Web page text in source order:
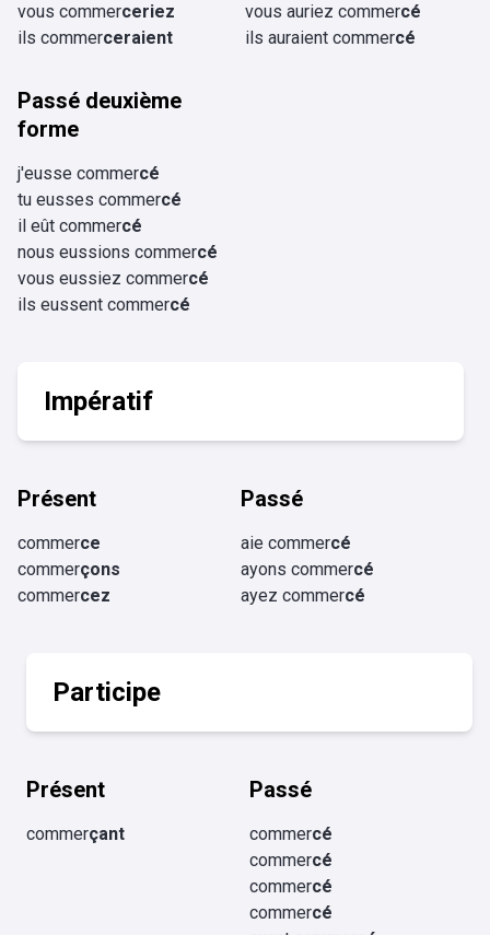
vous commerceriez
ils commerceraient
vous auriez commercé
ils auraient commercé
Passé deuxième
forme
j'eusse commercé
tu eusses commercé
il eût commercé
nous eussions commercé
vous eussiez commercé
ils eussent commercé
Impératif
Présent
commerce
commerçons
commercez
Passé
aie commercé
ayons commercé
ayez commercé
Participe
Présent
commerçant
Passé
commercé
commercé
commercé
commercé